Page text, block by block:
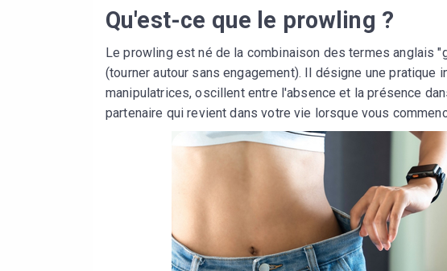
Qu'est-ce que le prowling ?
Le prowling est né de la combinaison des termes anglais
(tourner autour sans engagement). Il désigne une
manipulatrices, oscillent entre l'absence et la présence
partenaire qui revient dans votre vie lorsque vous